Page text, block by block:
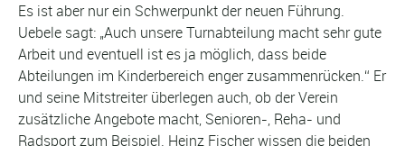
Es ist aber nur ein Schwerpunkt der neuen Führung.
Uebele sagt: „Auch unsere Turnabteilung macht sehr gute
Arbeit und eventuell ist es ja möglich, dass beide
Abteilungen im Kinderbereich enger zusammenrücken.“ Er
und seine Mitstreiter überlegen auch, ob der Verein
zusätzliche Angebote macht, Senioren-, Reha- und
Radsport zum Beispiel. Heinz Fischer wissen die beiden